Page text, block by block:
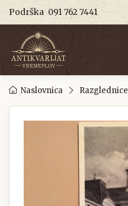
Podrška 091 762 7441
Naslovnica Razglednice